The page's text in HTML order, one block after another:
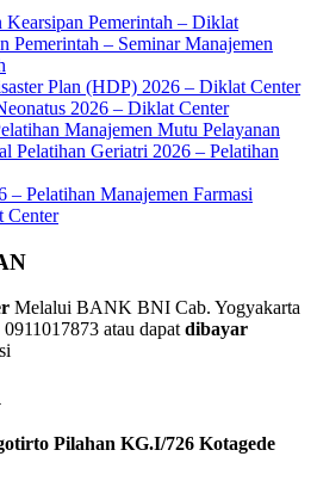
Kearsipan Pemerintah – Diklat
Pemerintah – Seminar Manajemen
Plan (HDP) 2026 – Diklat Center
2026 – Diklat Center
Manajemen Mutu Pelayanan
Pelatihan Geriatri 2026 – Pelatihan
– Pelatihan Manajemen Farmasi
Center
Melalui BANK BNI Cab. Yogyakarta
atau dapatdibayar
Pilahan KG.I/726 Kotagede